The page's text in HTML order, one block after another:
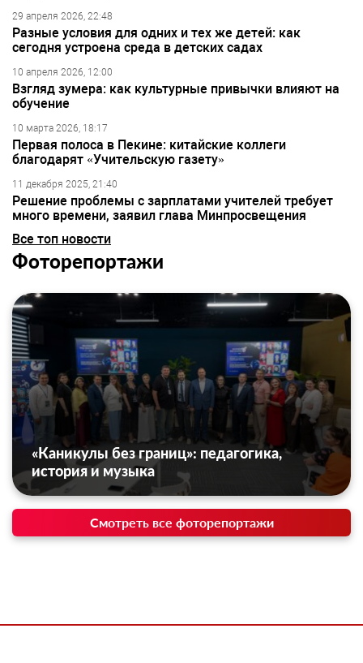
29 апреля 2026, 22:48
Разные условия для одних и тех же детей: как
сегодня устроена среда в детских садах
10 апреля 2026, 12:00
Взгляд зумера: как культурные привычки влияют на
обучение
10 марта 2026, 18:17
Первая полоса в Пекине: китайские коллеги
благодарят «Учительскую газету»
11 декабря 2025, 21:40
Решение проблемы с зарплатами учителей требует
много времени, заявил глава Минпросвещения
Все топ новости
Фоторепортажи
«Каникулы без границ»: педагогика,
история и музыка
Смотреть все фоторепортажи